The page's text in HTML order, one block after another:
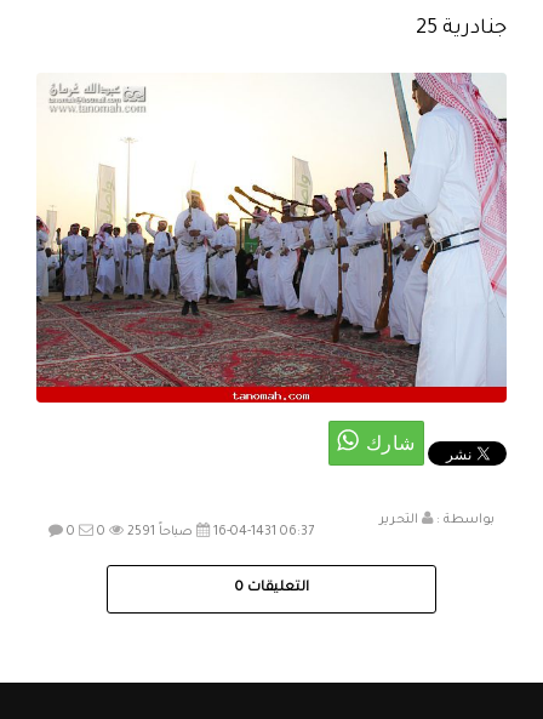
جنادرية 25
بواسطة :
التحرير
16-04-1431 06:37 صباحاً
0 0 2591
التعليقات 0